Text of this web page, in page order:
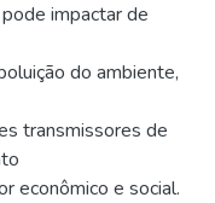
impactar de
do ambiente,
transmissores de
econômico e social.